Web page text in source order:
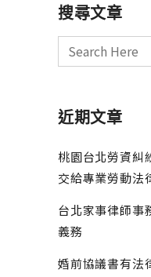
搜尋文章
近期文章
桃園台北勞資糾
交給專業勞動法
台北家事律師事
義務
婚前協議書有法